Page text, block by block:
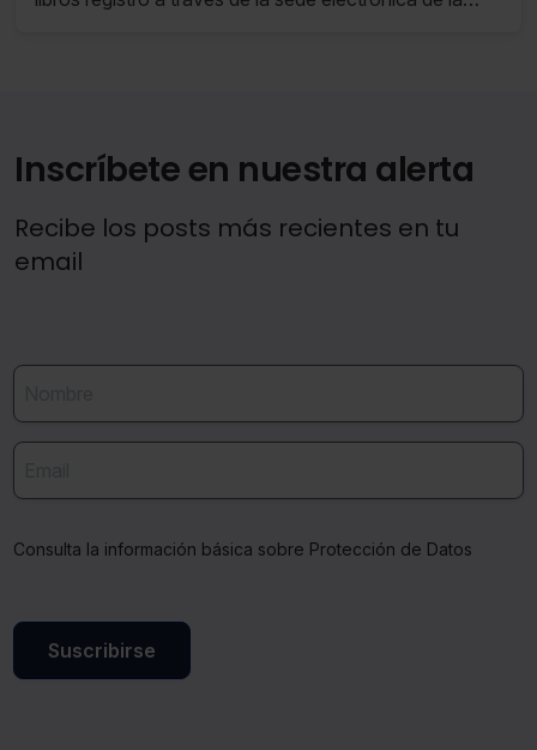
Inscríbete en nuestra alerta
Recibe los posts más recientes en tu
email
Consulta la información básica sobre Protección de Datos
Suscribirse